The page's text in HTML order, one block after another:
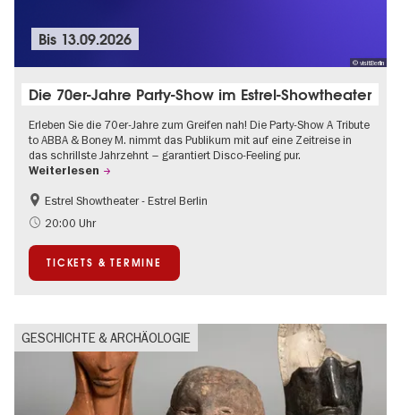
© visitBerlin
Bis 13.09.2026
Die 70er-Jahre Party-Show im Estrel-Showtheater
Erleben Sie die 70er-Jahre zum Greifen nah! Die Party-Show A Tribute
to ABBA & Boney M. nimmt das Publikum mit auf eine Zeitreise in
das schrillste Jahrzehnt – garantiert Disco-Feeling pur.
Weiterlesen
Barrierefrei
Musikstadt
Estrel Showtheater - Estrel Berlin
20:00 Uhr
TICKETS & TERMINE
GESCHICHTE & ARCHÄOLOGIE